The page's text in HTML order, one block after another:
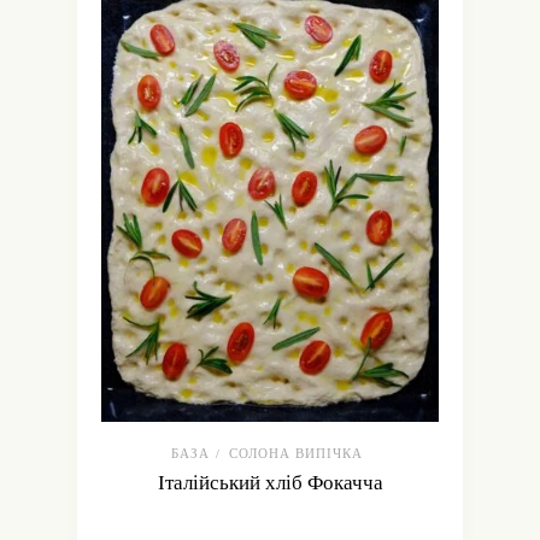
БАЗА / СОЛОНА ВИПІЧКА
Італійський хліб Фокачча